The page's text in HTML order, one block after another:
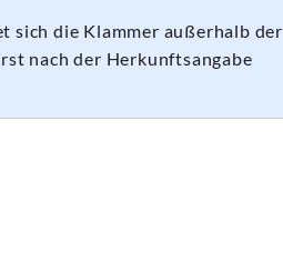
sich die Klammer außerhalb der
nach der Herkunftsangabe